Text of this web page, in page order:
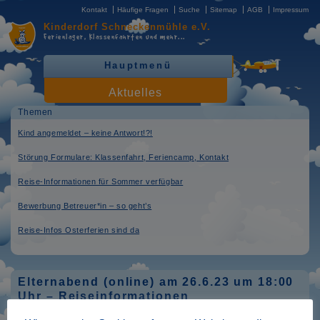
KinderdorfSchneckenmühle e.V.
Ferienlager, Klassenfahrten und mehr...
Hauptmenü
Aktuelles
Kontakt Häufige Fragen Suche Sitemap AGB Impressum
Themen
Kind angemeldet – keine Antwort!?!
Störung Formulare: Klassenfahrt, Feriencamp, Kontakt
Reise-Informationen für Sommer verfügbar
Bewerbung Betreuer*in – so geht’s
Reise-Infos Osterferien sind da
Elternabend (online) am 26.6.23 um 18:00
Uhr – Reiseinformationen